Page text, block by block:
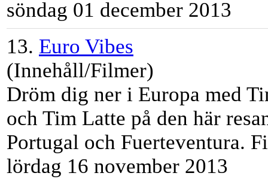
söndag 01 december 2013
13. Euro Vibes
(Innehåll/Filmer)
Dröm dig ner i Europa med
och Tim Latte på den här
Portugal och Fuerteventura.
lördag 16 november 2013